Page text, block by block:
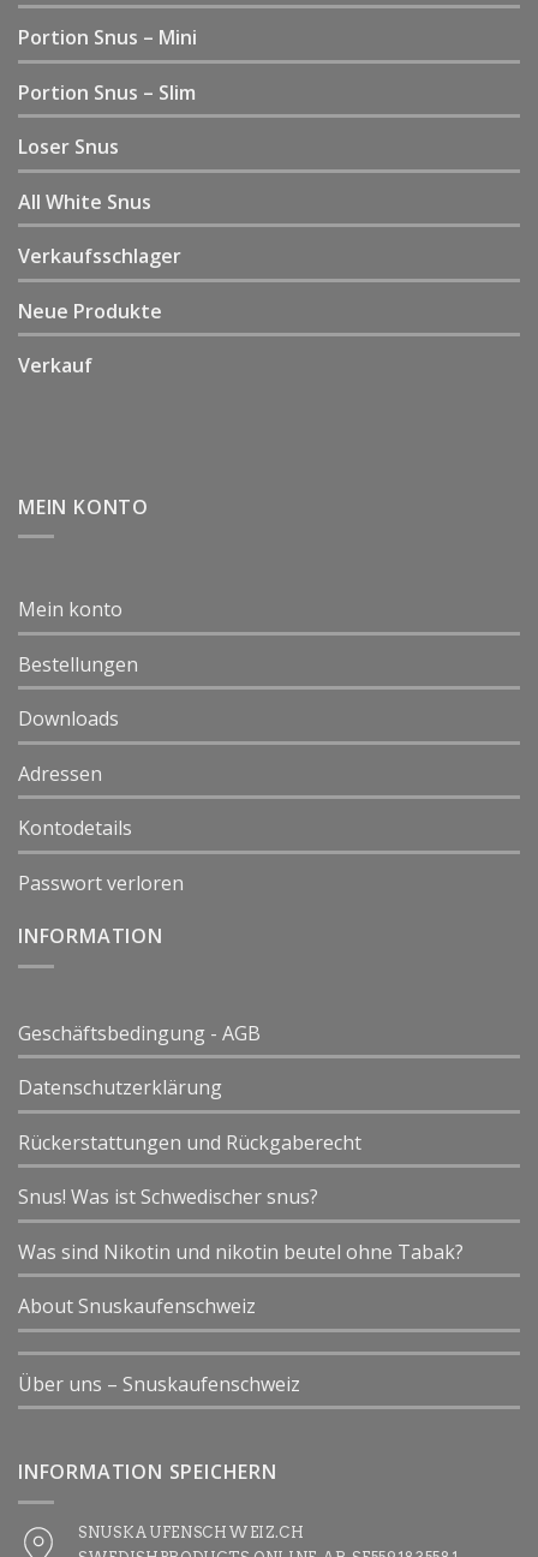
Portion Snus – Mini
Portion Snus – Slim
Loser Snus
All White Snus
Verkaufsschlager
Neue Produkte
Verkauf
MEIN KONTO
Mein konto
Bestellungen
Downloads
Adressen
Kontodetails
Passwort verloren
INFORMATION
Geschäftsbedingung - AGB
Datenschutzerklärung
Rückerstattungen und Rückgaberecht
Snus! Was ist Schwedischer snus?
Was sind Nikotin und nikotin beutel ohne Tabak?
About Snuskaufenschweiz
Über uns – Snuskaufenschweiz
INFORMATION SPEICHERN
SNUSKAUFENSCHWEIZ.CH